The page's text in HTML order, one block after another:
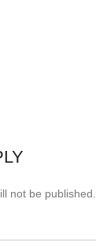
not be published.